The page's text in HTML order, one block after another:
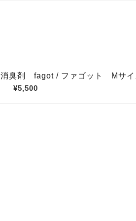
消臭剤 fagot / ファゴット Mサイ
¥5,500